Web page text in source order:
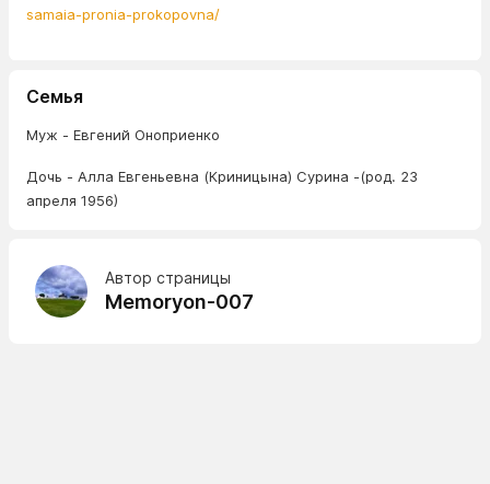
samaia-pronia-prokopovna/
Семья
Муж - Евгений Оноприенко
Дочь - Алла Евгеньевна (Криницына) Сурина -(род. 23
апреля 1956)
Автор страницы
Memoryon-007